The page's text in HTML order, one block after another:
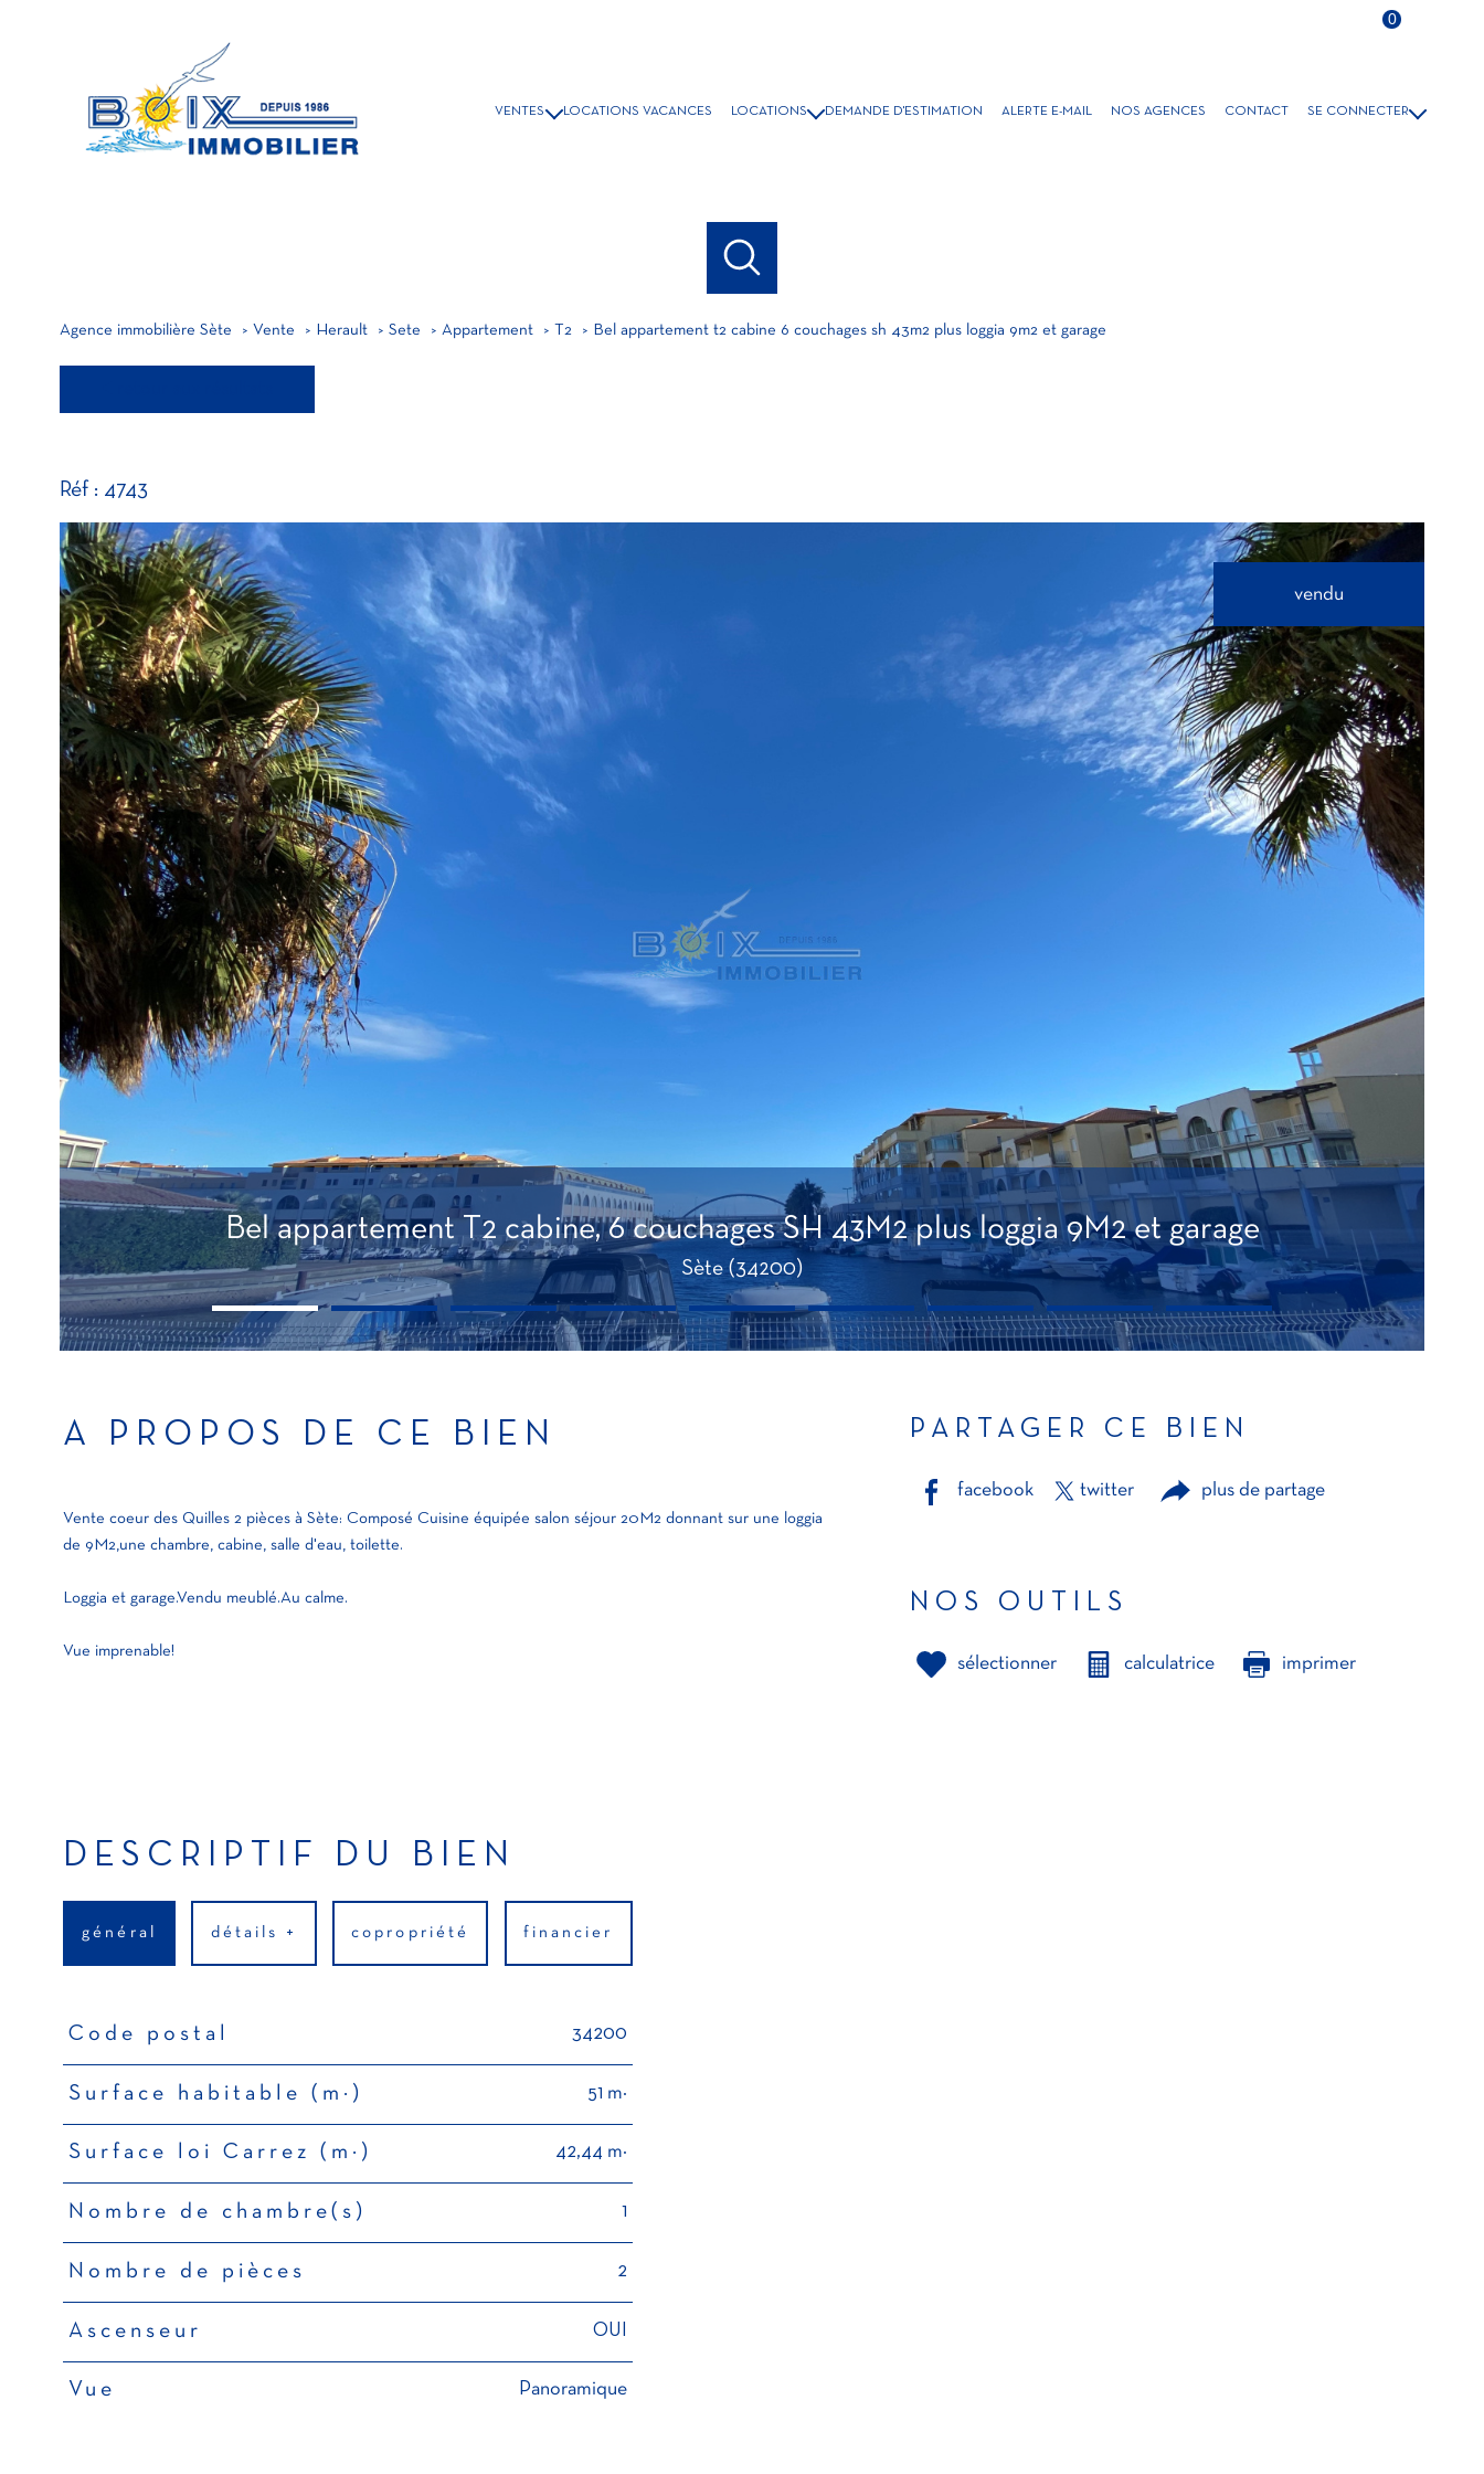
0
VENTES LOCATIONS VACANCES LOCATIONS DEMANDE D'ESTIMATION ALERTE E-MAIL NOS AGENCES CONTACT SE CONNECTER
Agence immobilière Sète Vente Herault Sete Appartement T2 Bel appartement t2 cabine 6 couchages sh 43m2 plus loggia 9m2 et garage
Réf : 4743
vendu
Bel appartement T2 cabine, 6 couchages SH 43M2 plus loggia 9M2 et garage
Sète (34200)
A PROPOS DE CE BIEN
Vente coeur des Quilles 2 pièces à Sète: Composé Cuisine équipée salon séjour 20M2 donnant sur une loggia
de 9M2,une chambre, cabine, salle d'eau, toilette.
Loggia et garage.Vendu meublé.Au calme.
Vue imprenable!
PARTAGER CE BIEN
facebook twitter plus de partage
NOS OUTILS
sélectionner calculatrice imprimer
DESCRIPTIF DU BIEN
général détails + copropriété financier
TRAD_PAMPERO_Caracteristique
Code postal 34200
Surface habitable (m²) 51 m²
Surface loi Carrez (m²) 42,44 m²
Nombre de chambre(s) 1
Nombre de pièces 2
Ascenseur OUI
Vue Panoramique